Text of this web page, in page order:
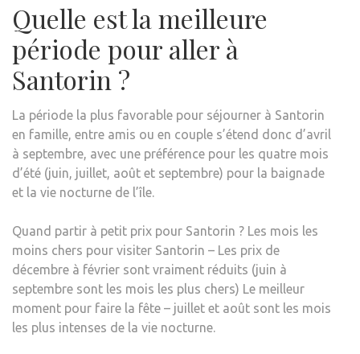
Quelle est la meilleure
période pour aller à
Santorin ?
La période la plus favorable pour séjourner à Santorin
en famille, entre amis ou en couple s’étend donc d’avril
à septembre, avec une préférence pour les quatre mois
d’été (juin, juillet, août et septembre) pour la baignade
et la vie nocturne de l’île.
Quand partir à petit prix pour Santorin ? Les mois les
moins chers pour visiter Santorin – Les prix de
décembre à février sont vraiment réduits (juin à
septembre sont les mois les plus chers) Le meilleur
moment pour faire la fête – juillet et août sont les mois
les plus intenses de la vie nocturne.